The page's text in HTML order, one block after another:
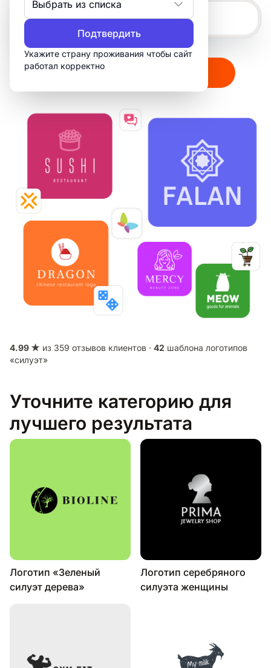
Выбрать из списка
Подтвердить
Укажите страну проживания чтобы сайт
работал корректно
Создать мой логотип
4.99 ★ из 359 отзывов клиентов · 42 шаблона логотипов
«силуэт»
Уточните категорию для
лучшего результата
Логотип «Зеленый
силуэт дерева»
Логотип серебряного
силуэта женщины